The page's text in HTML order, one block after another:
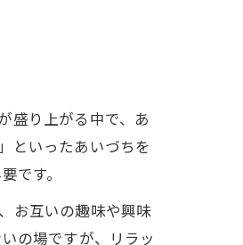
盛り上がる中で、あ
といったあいづちを
です。
お互いの趣味や興味
の場ですが、リラッ